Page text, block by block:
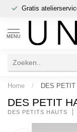
Gratis
MENU
Home / DES
DES PETIT
DES PETITS HAUTS